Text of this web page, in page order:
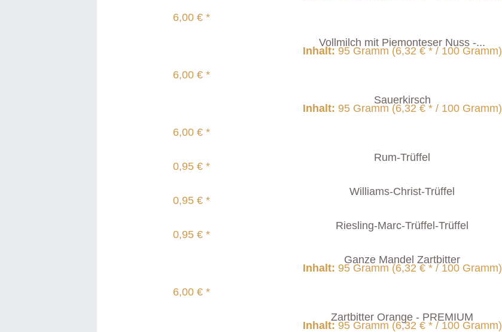
6,00 € *
Vollmilch mit Piemonteser Nuss -...
Inhalt: 95 Gramm (6,32 € * / 100 Gramm)
6,00 € *
Sauerkirsch
Inhalt: 95 Gramm (6,32 € * / 100 Gramm)
6,00 € *
Rum-Trüffel
0,95 € *
Williams-Christ-Trüffel
0,95 € *
Riesling-Marc-Trüffel-Trüffel
0,95 € *
Ganze Mandel Zartbitter
Inhalt: 95 Gramm (6,32 € * / 100 Gramm)
6,00 € *
Zartbitter Orange - PREMIUM
Inhalt: 95 Gramm (6,32 € * / 100 Gramm)